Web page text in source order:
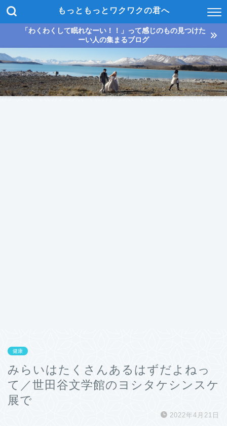
もっともっとワクワクの君へ
「わくわくして眠れなーい！！」って感じのもの見つけた
ーい人の集まるブログ
健康
みらいはたくさんあるはずだよねっ
て／世田谷文学館のヨシタケシンスケ
展で
2022年4月21日